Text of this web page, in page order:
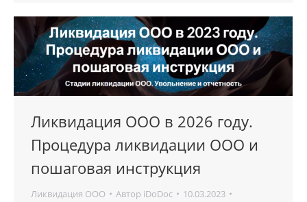
Ликвидация ООО в 2026 году.
Процедура ликвидации ООО и
пошаговая инструкция
Ликвидация ООО Автор iDoDoc
10.03.2023